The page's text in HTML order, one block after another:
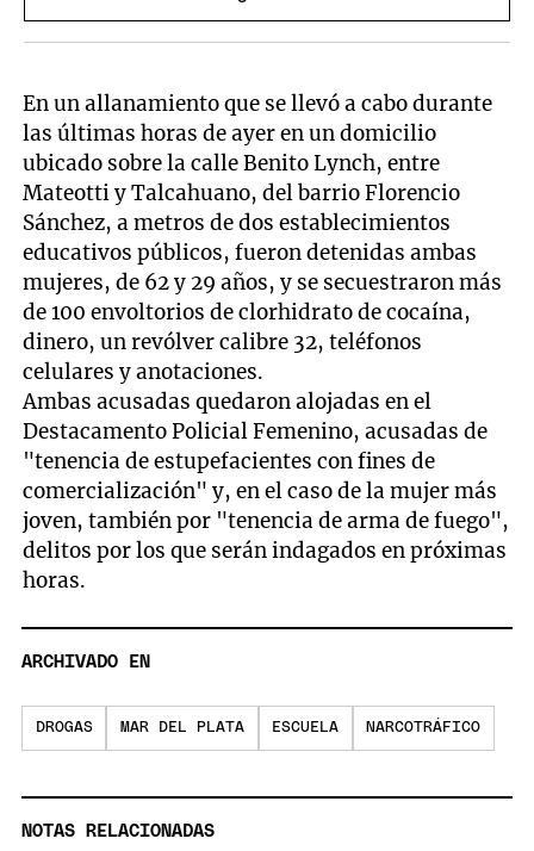
En un allanamiento que se llevó a cabo durante
las últimas horas de ayer en un domicilio
ubicado sobre la calle Benito Lynch, entre
Mateotti y Talcahuano, del barrio Florencio
Sánchez, a metros de dos establecimientos
educativos públicos, fueron detenidas ambas
mujeres, de 62 y 29 años, y se secuestraron más
de 100 envoltorios de clorhidrato de cocaína,
dinero, un revólver calibre 32, teléfonos
celulares y anotaciones.
Ambas acusadas quedaron alojadas en el
Destacamento Policial Femenino, acusadas de
"tenencia de estupefacientes con fines de
comercialización" y, en el caso de la mujer más
joven, también por "tenencia de arma de fuego",
delitos por los que serán indagados en próximas
horas.
ARCHIVADO EN
DROGAS MAR DEL PLATA ESCUELA NARCOTRÁFICO
NOTAS RELACIONADAS